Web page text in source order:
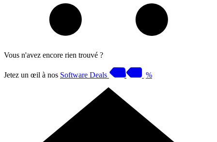
Vous n'avez encore rien trouvé ?
Jetez un œil à nos Software Deals %